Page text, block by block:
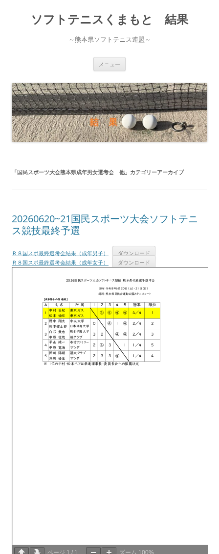
ソフトテニスくまもと 結果
～熊本県ソフトテニス連盟～
メニュー
ン
ツ
へ
ス
キ
ッ
プ
「国民スポーツ大会熊本県成年男女選考会 他」カテゴリーアーカイブ
20260620~21国民スポーツ大会ソフトテニ
ス競技最終予選
Ｒ８国スポ最終選考会結果（成年男子）
ダウンロード
Ｒ８国スポ最終選考会結果（成年女子）
ダウンロード
ページ 1 / 1 ズーム 100%